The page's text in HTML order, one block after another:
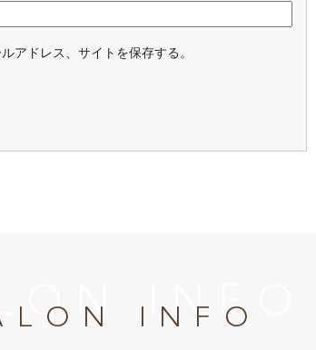
アドレス、サイトを保存する。
INFO
INFO